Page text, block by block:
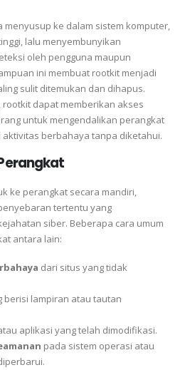
menyusup ke dalam sistem komputer,
lalu menyembunyikan
oleh pengguna maupun
ini membuat rootkit menjadi
sulit ditemukan dan dihapus.
dapat memberikan akses
untuk mengendalikan perangkat
berbahaya tanpa diketahui.
ke perangkat secara mandiri,
tertentu yang
siber. Beberapa cara umum
antara lain:
dari situs yang tidak
berisi lampiran atau tautan
aplikasi yang telah dimodifikasi.
pada sistem operasi atau